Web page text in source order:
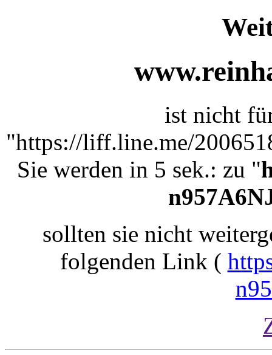
ist nicht
"https://liff.line.me/
Sie werden in 5 sek.: zu "
sollten sie nicht
folgenden Link (